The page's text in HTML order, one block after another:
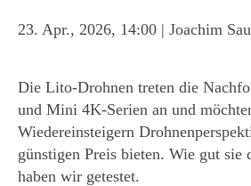
23. Apr., 2026, 14:00 | Joachim
Die Lito-Drohnen treten die
und Mini 4K-Serien an und
Wiedereinsteigern
günstigen Preis bieten. Wie gut sie
haben wir getestet.